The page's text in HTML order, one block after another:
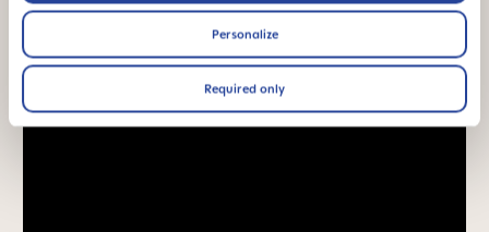
Personalize
Required only